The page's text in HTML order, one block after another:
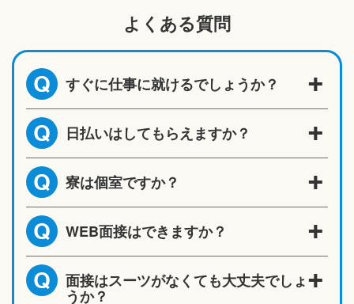
よくある質問
Q すぐに仕事に就けるでしょうか？
Q 日払いはしてもらえますか？
Q 寮は個室ですか？
Q WEB面接はできますか？
Q 面接はスーツがなくても大丈夫でしょ
うか？